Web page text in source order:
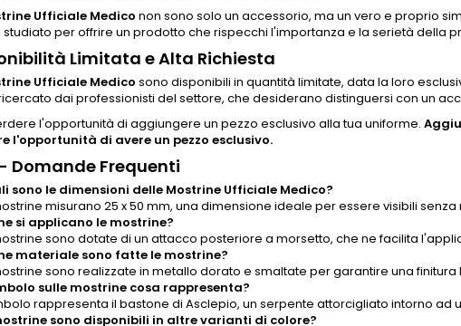
Ufficiale Medico non sono solo un accessorio, ma un vero e proprio
studiato per offrire un prodotto che rispecchi l'importanza e la serietà della
Limitata e Alta Richiesta
Ufficiale Medico sono disponibili in quantità limitate, data la loro
dai professionisti del settore, che desiderano distinguersi con un
l'opportunità di aggiungere un pezzo esclusivo alla tua uniforme.
l'opportunità di avere un pezzo esclusivo.
Domande Frequenti
sono le dimensioni delle Mostrine Ufficiale Medico?
misurano 25 x 50 mm, una dimensione ideale per essere visibili
si applicano le mostrine?
sono dotate di un attacco posteriore a morsetto, che ne facilita
materiale sono fatte le mostrine?
sono realizzate in metallo dorato e smaltate per garantire una finitura
sulle mostrine cosa rappresenta?
rappresenta il bastone di Asclepio, un serpente attorcigliato intorno
sono disponibili in altre varianti di colore?